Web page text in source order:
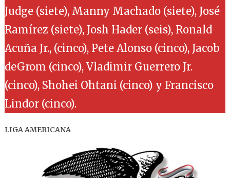
Judge (siete), Manny Machado (siete), José
Ramírez (siete), Josh Hader (seis), Ronald
Acuña Jr., (cinco), Pete Alonso (cinco), Jacob
deGrom (cinco), Vladimir Guerrero Jr.
(cinco), Shohei Ohtani (cinco) y Francisco
Lindor (cinco).
LIGA AMERICANA